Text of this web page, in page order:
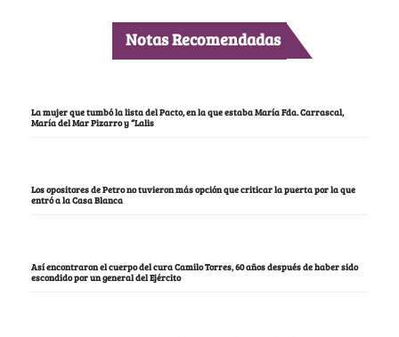
Notas Recomendadas
La mujer que tumbó la lista del Pacto, en la que estaba María Fda. Carrascal,
María del Mar Pizarro y “Lalis
Los opositores de Petro no tuvieron más opción que criticar la puerta por la que
entró a la Casa Blanca
Así encontraron el cuerpo del cura Camilo Torres, 60 años después de haber sido
escondido por un general del Ejército